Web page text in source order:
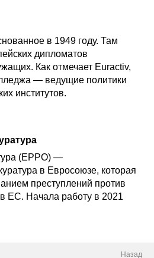
в 1949 году. Там
дипломатов
Как отмечает Euractiv,
— ведущие политики
институтов.
(EPPO) —
в Евросоюзе, которая
преступлений против
ЕС. Начала работу в 2021
Назад